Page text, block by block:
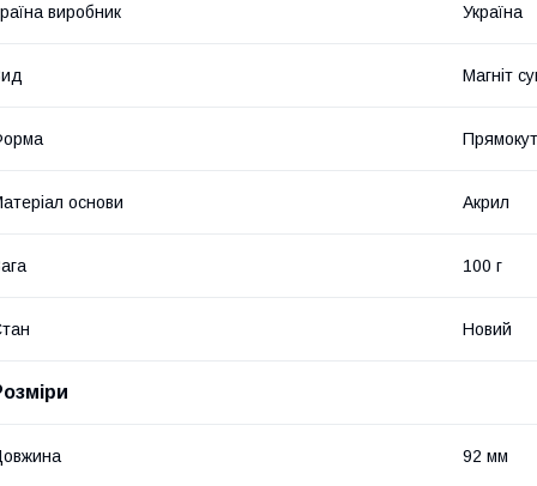
виробник Україна
Магніт
основи Акрил
100 г
Новий
92 мм